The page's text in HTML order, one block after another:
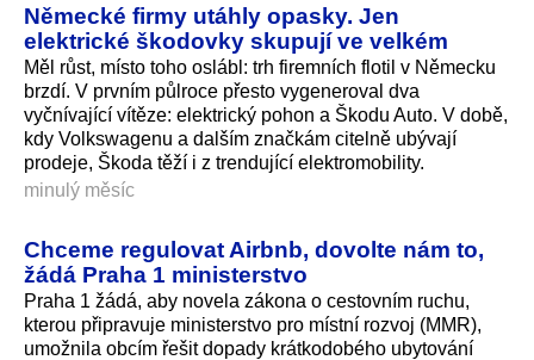
Německé firmy utáhly opasky. Jen
elektrické škodovky skupují ve velkém
Měl růst, místo toho oslábl: trh firemních flotil v Německu
brzdí. V prvním půlroce přesto vygeneroval dva
vyčnívající vítěze: elektrický pohon a Škodu Auto. V době,
kdy Volkswagenu a dalším značkám citelně ubývají
prodeje, Škoda těží i z trendující elektromobility.
minulý měsíc
Chceme regulovat Airbnb, dovolte nám to,
žádá Praha 1 ministerstvo
Praha 1 žádá, aby novela zákona o cestovním ruchu,
kterou připravuje ministerstvo pro místní rozvoj (MMR),
umožnila obcím řešit dopady krátkodobého ubytování